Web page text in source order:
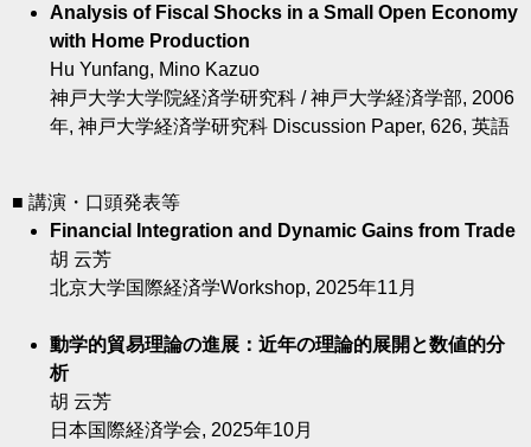
Analysis of Fiscal Shocks in a Small Open Economy
with Home Production
Hu Yunfang, Mino Kazuo
神戸大学大学院経済学研究科 / 神戸大学経済学部, 2006
年, 神戸大学経済学研究科 Discussion Paper, 626, 英語
■ 講演・口頭発表等
Financial Integration and Dynamic Gains from Trade
胡 云芳
北京大学国際経済学Workshop, 2025年11月
動学的貿易理論の進展：近年の理論的展開と数値的分
析
胡 云芳
日本国際経済学会, 2025年10月